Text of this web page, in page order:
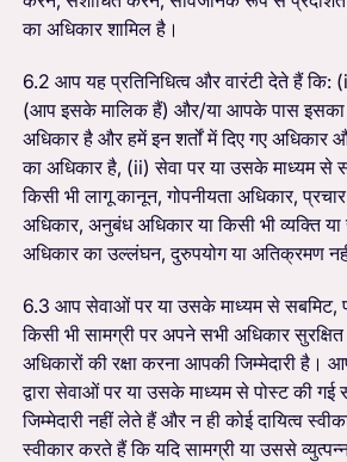
का अधिकार शामिल है।
6.2 आप यह प्रतिनिधित्व और वारंटी देते हैं कि:
(आप इसके मालिक हैं) और/या आपके पास इसका
अधिकार है और हमें इन शर्तों में दिए गए
का अधिकार है, (ii) सेवा पर या उसके माध्यम से
किसी भी लागू कानून, गोपनीयता अधिकार,
अधिकार, अनुबंध अधिकार या किसी भी व्यक्ति
अधिकार का उल्लंघन, दुरुपयोग या अतिक्रमण
6.3 आप सेवाओं पर या उसके माध्यम से सबमिट,
किसी भी सामग्री पर अपने सभी अधिकार
अधिकारों की रक्षा करना आपकी जिम्मेदारी है।
द्वारा सेवाओं पर या उसके माध्यम से पोस्ट की गई
जिम्मेदारी नहीं लेते हैं और न ही कोई दायित्व
स्वीकार करते हैं कि यदि सामग्री या उससे